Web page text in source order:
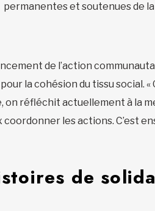
permanentes et soutenues de
de l’action
la cohésion du tissu social.
on réfléchit actuellement à la
les actions. C’est
de